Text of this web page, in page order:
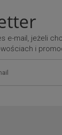
e-mail, jeżeli
i